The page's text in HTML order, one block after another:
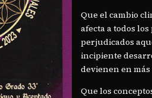
Que el cambio
afecta a todos
perjudicados
incipiente
devienen en
Que los